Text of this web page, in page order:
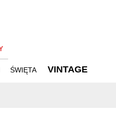
ŚWIĘTA VINTAGE